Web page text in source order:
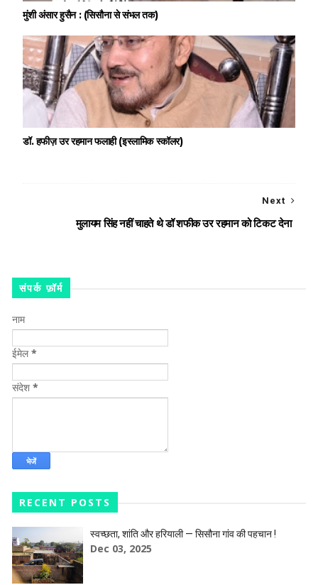
मुंशी अंसार हुसैन : (सिसौना से संभल तक)
डॉ. हफीज़ उर रहमान फलाही (इस्लामिक स्कॉलर)
Next
मुलायम सिंह नहीं चाहते थे डॉ शफीक उर रहमान को टिकट देना
संपर्क फ़ॉर्म
नाम
ईमेल*
संदेश *
RECENT POSTS
स्वच्छता, शांति और हरियाली — सिसौना गांव की पहचान !
Dec 03, 2025